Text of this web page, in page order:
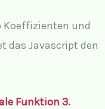
Koeffizienten und
das Javascript den
Funktion 3.